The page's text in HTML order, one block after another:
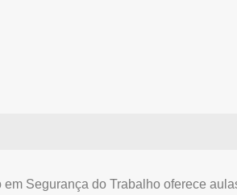
em Segurança do Trabalho oferece